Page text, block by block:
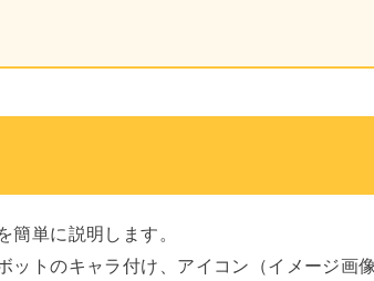
簡単に説明します。
ットのキャラ付け、アイコン（イメージ画